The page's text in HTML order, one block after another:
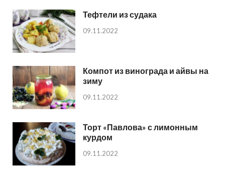
Тефтели из судака
09.11.2022
Компот из винограда и айвы на
зиму
09.11.2022
Торт «Павлова» с лимонным
курдом
09.11.2022